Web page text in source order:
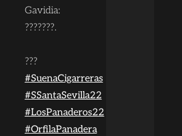
Gavidia:
???????.
???
#SuenaCigarreras
#SSantaSevilla22
#LosPanaderos22
#OrfilaPanadera